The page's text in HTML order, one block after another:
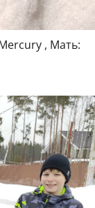
, Мать: